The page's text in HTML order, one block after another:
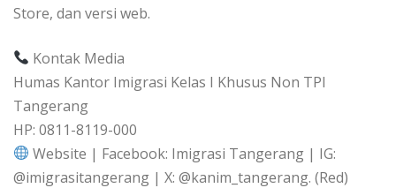
Store, dan versi web.
Kontak Media
Humas Kantor Imigrasi Kelas I Khusus Non TPI
Tangerang
HP: 0811-8119-000
Website | Facebook: Imigrasi Tangerang | IG:
@imigrasitangerang | X: @kanim_tangerang. (Red)